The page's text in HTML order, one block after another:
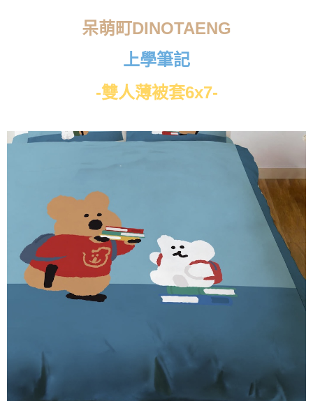
每筆NT$60，滿NT$699(含以上)免運費
每筆NT$80，滿NT$699(含以上)免運費
呆萌町DINOTAENG
上學筆記
-雙人薄被套6x7-